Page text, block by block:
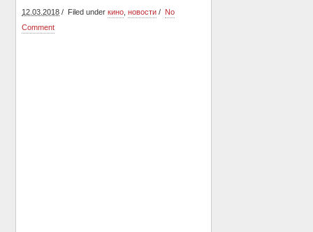
12.03.2018 Filed underкино ,новости
No
Comment